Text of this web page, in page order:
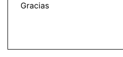
Gracias